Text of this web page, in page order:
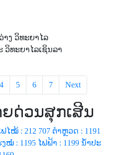
ງ ວິທະຍາໄລ
ວິທະຍາໄລເຊິນລາ
4 5 6 7 Next
ດ່ວນສຸກເສີນ
ໄໝ້ : 212 707 ຕຳຫຼວດ : 1191
ໝໍ : 1195 ໄຟຟ້າ : 1199 ນ້ຳປະ